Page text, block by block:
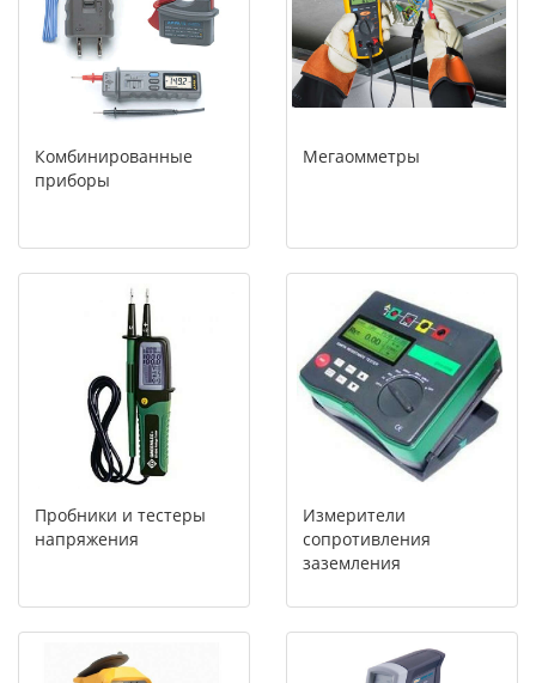
Комбинированные
приборы
Мегаомметры
Пробники и тестеры
напряжения
Измерители
сопротивления
заземления